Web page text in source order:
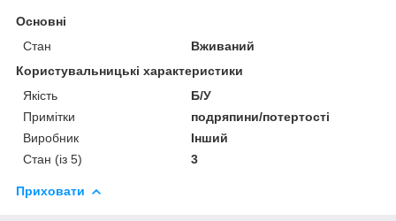
Основні
Стан
Вживаний
Користувальницькі характеристики
Якість
Б/У
Примітки
подряпини/потертості
Виробник
Інший
Стан (із 5)
3
Приховати